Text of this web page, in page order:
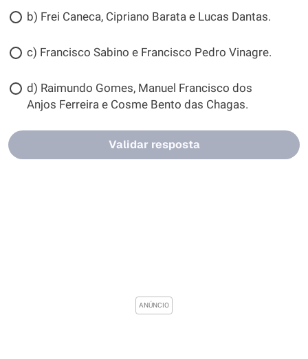
b) Frei Caneca, Cipriano Barata e Lucas Dantas.
c) Francisco Sabino e Francisco Pedro Vinagre.
d) Raimundo Gomes, Manuel Francisco dos
Anjos Ferreira e Cosme Bento das Chagas.
Validar resposta